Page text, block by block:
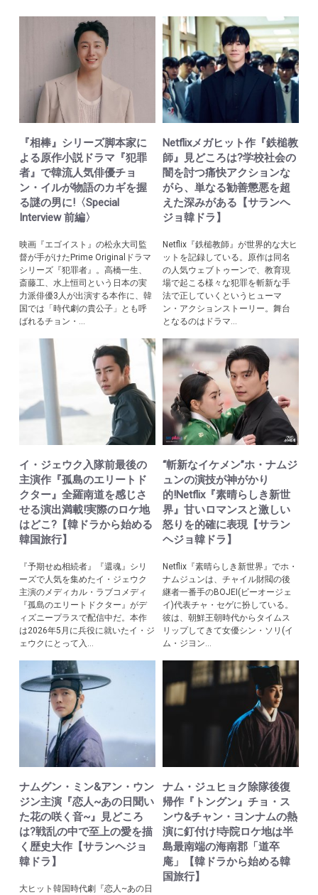
『相棒』シリーズ脚本家に
よる原作小説ドラマ『犯罪
者』で韓流人気俳優チョ
ン・イルが物語のカギを握
る謎の男に!〈Special
Interview 前編〉
映画『エゴイスト』の松永大司監
督が手がけたPrime Originalドラマ
シリーズ『犯罪者』。高橋一生、
斎藤工、水上恒司という日本の実
力派俳優3人が出演する本作に、韓
国では「時代劇の貴公子」とも呼
ばれるチョン・...
Netflixメガヒット作『鉄槌教
師』見どころは?学校社会の
闇を討つ痛快アクションな
がら、単なる勧善懲悪を超
えた深みがある【サランヘ
ジョ韓ドラ】
Netflix『鉄槌教師』が世界的な大ヒ
ットを記録している。原作は同名
の人気ウェブトゥーンで、教育現
場で起こる様々な犯罪を斬新な手
法で正していくというヒューマ
ン・アクションストーリー。舞台
となるのはドラマ...
イ・ジェウク入隊前最後の
主演作『孤島のエリートド
クター』全羅南道を感じさ
せる演出満載!実際のロケ地
はどこ?【韓ドラから始める
韓国旅行】
『予期せぬ相続者』『還魂』シリ
ーズで人気を集めたイ・ジェウク
主演のメディカル・ラブコメディ
『孤島のエリートドクター』がデ
ィズニープラスで配信中だ。本作
は2026年5月に兵役に就いたイ・ジ
ェウクにとって入...
“斬新なイケメン”ホ・ナムジ
ュンの演技が神がかり
的!Netflix『素晴らしき新世
界』甘いロマンスと激しい
怒りを的確に表現【サラン
ヘジョ韓ドラ】
Netflix『素晴らしき新世界』でホ・
ナムジュンは、チャイル財閥の後
継者一番手のBOJEI(ビーオージェ
イ)代表チャ・セゲに扮している。
彼は、朝鮮王朝時代からタイムス
リップしてきて女優シン・ソリ(イ
ム・ジヨン...
ナムグン・ミン&アン・ウン
ジン主演『恋人~あの日聞い
た花の咲く音~』見どころ
は?戦乱の中で至上の愛を描
く歴史大作【サランヘジョ
韓ドラ】
大ヒット韓国時代劇『恋人~あの日
ナム・ジュヒョク除隊後復
帰作『トングン』チョ・ス
ンウ&チャン・ヨンナムの熱
演に釘付け!寺院ロケ地は半
島最南端の海南郡「道卒
庵」【韓ドラから始める韓
国旅行】